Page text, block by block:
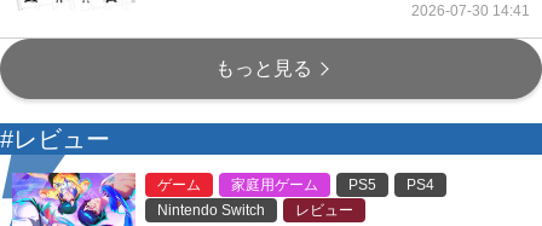
2026-07-30 14:41
もっと見る
#レビュー
ゲーム 家庭用ゲーム PS5
PS4
Nintendo Switch
レビュー